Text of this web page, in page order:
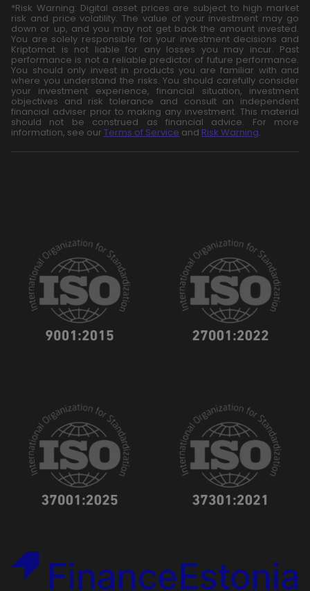
*Risk Warning: Digital asset prices are subject to high market
risk and price volatility. The value of your investment may go
down or up, and you may not get back the amount invested.
You are solely responsible for your investment decisions and
Kriptomat is not liable for any losses you may incur. Past
performance is not a reliable predictor of future performance.
You should only invest in products you are familiar with and
where you understand the risks. You should carefully consider
your investment experience, financial situation, investment
objectives and risk tolerance and consult an independent
financial adviser prior to making any investment. This material
should not be construed as financial advice. For more
information, see our Terms of Service and Risk Warning.